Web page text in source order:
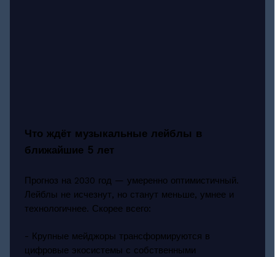
Что ждёт музыкальные лейблы в
ближайшие 5 лет
Прогноз на 2030 год — умеренно оптимистичный.
Лейблы не исчезнут, но станут меньше, умнее и
технологичнее. Скорее всего:
- Крупные мейджоры трансформируются в
цифровые экосистемы с собственными